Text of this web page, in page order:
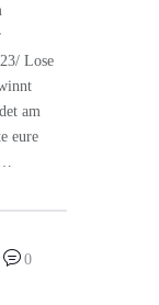
Lose
am
eure
0